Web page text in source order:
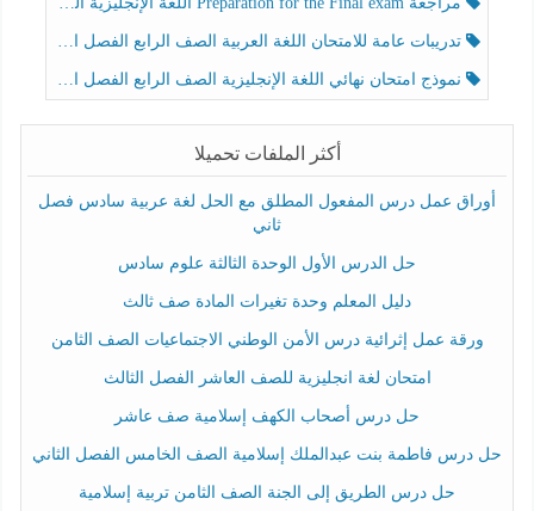
تدريبات عامة للامتحان اللغة العربية الصف الرابع الفصل الثالث
نموذج امتحان نهائي اللغة الإنجليزية الصف الرابع الفصل الثالث
أكثر الملفات تحميلا
أوراق عمل درس المفعول المطلق مع الحل لغة عربية سادس فصل
ثاني
حل الدرس الأول الوحدة الثالثة علوم سادس
دليل المعلم وحدة تغيرات المادة صف ثالث
ورقة عمل إثرائية درس الأمن الوطني الاجتماعيات الصف الثامن
امتحان لغة انجليزية للصف العاشر الفصل الثالث
حل درس أصحاب الكهف إسلامية صف عاشر
حل درس فاطمة بنت عبدالملك إسلامية الصف الخامس الفصل الثاني
حل درس الطريق إلى الجنة الصف الثامن تربية إسلامية